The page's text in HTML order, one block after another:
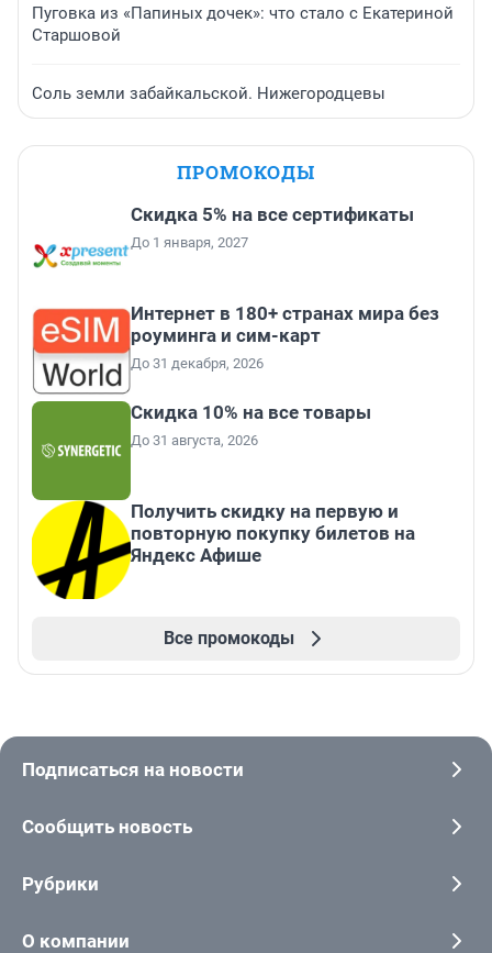
Пуговка из «Папиных дочек»: что стало с Екатериной
Старшовой
Соль земли забайкальской. Нижегородцевы
ПРОМОКОДЫ
Скидка 5% на все сертификаты
До 1 января, 2027
Интернет в 180+ странах мира без
роуминга и сим-карт
До 31 декабря, 2026
Скидка 10% на все товары
До 31 августа, 2026
Получить скидку на первую и
повторную покупку билетов на
Яндекс Афише
Все промокоды
Подписаться на новости
Сообщить новость
Рубрики
О компании